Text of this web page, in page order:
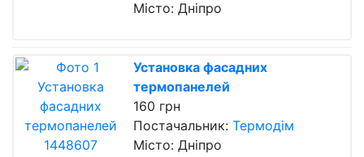
Місто: Дніпро
Установка фасадних
термопанелей
160 грн
Постачальник: Термодім
Місто: Дніпро